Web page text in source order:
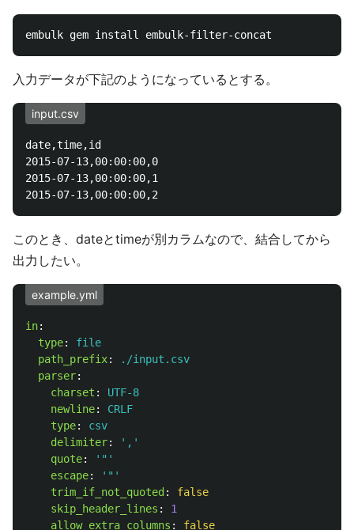
入力データが下記のようになっているとする。
input.csv
date,time,id
2015-07-13,00:00:00,0
2015-07-13,00:00:00,1
このとき、dateとtimeが別カラムなので、結合してから
出力したい。
example.yml
in:
type:
file
path_prefix:
./input.csv
parser:
charset :
UTF-8
newline:
CRLF
type:
csv
delimiter: ' ,'
quote: ' "'
escape: ' "'
trim_if_not_quoted :
false
skip_header_lines :
1
allow_extra_columns : false